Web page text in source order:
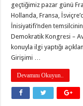
geçtiğimiz pazar günü
Hollanda, Fransa,
İnisiyatifi’nden
Demokratik Kongresi –
konuyla ilgi yaptığı
Girişimi …
Devamını Okuyun..